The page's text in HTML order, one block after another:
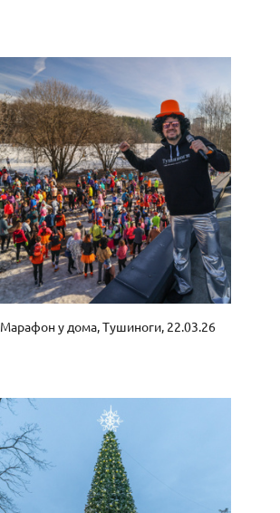
Марафон у дома, Тушиноги, 22.03.26